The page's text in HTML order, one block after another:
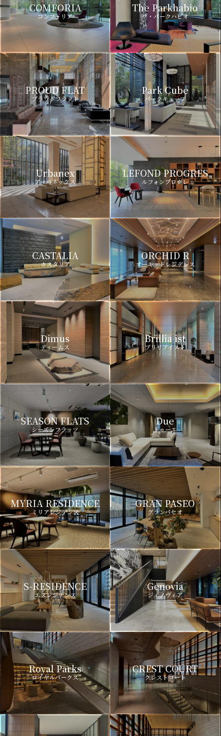
COMFORIA
コンフォリア
The Parkhabio
ザ・パークハビオ
PROUD FLAT
プラウドフラット
Park Cube
パークキューブ
Urbanex
アーバネックス
LEFOND PROGRES
ルフォンプログレ
CASTALIA
カスタリア
ORCHID R
オーキッドレジデンス
Dimus
ディームス
Brillia ist
ブリリアイスト
SEASON FLATS
シーズンフラッツ
Due
ドゥーエ
MYRIA RESIDENCE
ミリアレジデンス
GRAN PASEO
グランパセオ
S-RESIDENCE
エスレジデンス
Genovia
ジェノヴィア
Royal Parks
ロイヤルパークス
CREST COURT
クレストコート